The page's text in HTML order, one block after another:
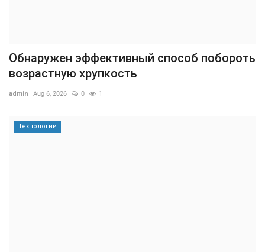
Обнаружен эффективный способ побороть
возрастную хрупкость
admin Aug 6, 2026 0 1
Технологии